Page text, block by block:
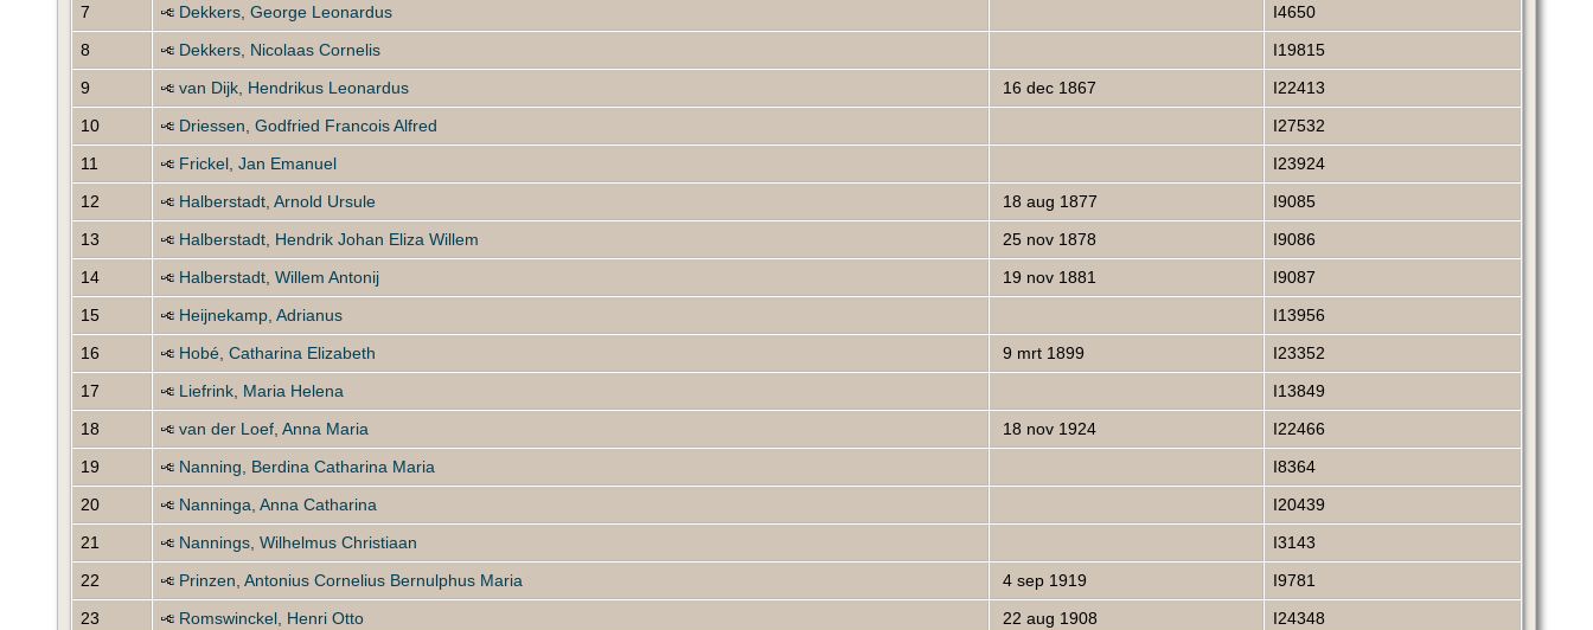
7
Dekkers, George Leonardus
I4650
8
Dekkers, Nicolaas Cornelis
I19815
9
van Dijk, Hendrikus Leonardus 16 dec 1867
I22413
10
Driessen, Godfried Francois Alfred
I27532
11
Frickel, Jan Emanuel
I23924
12
Halberstadt, Arnold Ursule 18 aug 1877
I9085
13
Halberstadt, Hendrik Johan Eliza Willem 25 nov 1878
I9086
14
Halberstadt, Willem Antonij 19 nov 1881
I9087
15
Heijnekamp, Adrianus
I13956
16
Hobé, Catharina Elizabeth 9 mrt 1899
I23352
17
Liefrink, Maria Helena
I13849
18
van der Loef, Anna Maria 18 nov 1924
I22466
19
Nanning, Berdina Catharina Maria
I8364
20
Nanninga, Anna Catharina
I20439
21
Nannings, Wilhelmus Christiaan
I3143
22
Prinzen, Antonius Cornelius Bernulphus Maria 4 sep 1919
I9781
23
Romswinckel, Henri Otto 22 aug 1908
I24348